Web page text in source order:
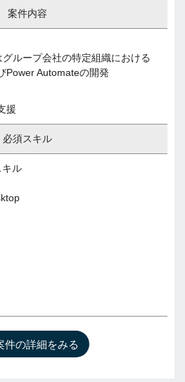
案件内容
ループ会社の特定組織における
Power Automateの開発
援
必須スキル
キル
件の詳細をみる